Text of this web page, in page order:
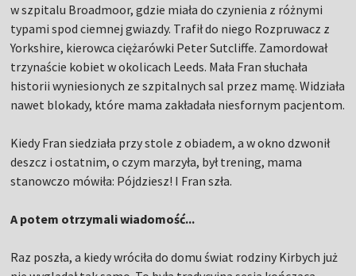
w szpitalu Broadmoor, gdzie miała do czynienia z różnymi
typami spod ciemnej gwiazdy. Trafił do niego Rozpruwacz z
Yorkshire, kierowca ciężarówki Peter Sutcliffe. Zamordował
trzynaście kobiet w okolicach Leeds. Mała Fran słuchała
historii wyniesionych ze szpitalnych sal przez mamę. Widziała
nawet blokady, które mama zakładała niesfornym pacjentom.
Kiedy Fran siedziała przy stole z obiadem, a w okno dzwonił
deszcz i ostatnim, o czym marzyła, był trening, mama
stanowczo mówiła: Pójdziesz! I Fran szła.
A potem otrzymali wiadomość...
Raz poszła, a kiedy wróciła do domu świat rodziny Kirbych już